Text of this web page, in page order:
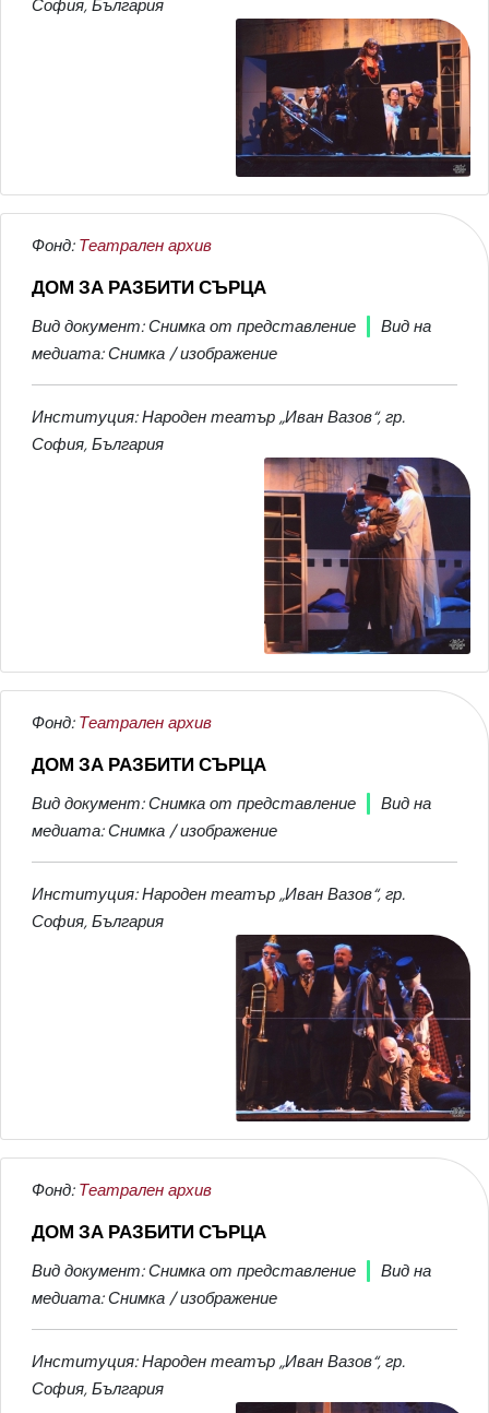
София, България
Фонд: Театрален архив
ДОМ ЗА РАЗБИТИ СЪРЦА
Вид документ: Снимка от представление
Вид на
медиата: Снимка / изображение
Институция: Народен театър „Иван Вазов“, гр.
София, България
Фонд: Театрален архив
ДОМ ЗА РАЗБИТИ СЪРЦА
Вид документ: Снимка от представление
Вид на
медиата: Снимка / изображение
Институция: Народен театър „Иван Вазов“, гр.
София, България
Фонд: Театрален архив
ДОМ ЗА РАЗБИТИ СЪРЦА
Вид документ: Снимка от представление
Вид на
медиата: Снимка / изображение
Институция: Народен театър „Иван Вазов“, гр.
София, България